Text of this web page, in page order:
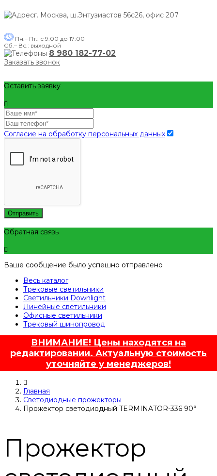
г. Москва, ш.Энтузиастов 56с26, офис 207
Пн.– Пт.: с 9:00 до 17:00
Сб.– Вс.: выходной
8 980 182-77-02
Заказать звонок
Оставить заявку
Согласие на обработку персональных данных
Отправить
Обратная связь
Ваше сообщение было успешно отправлено
Весь каталог
Трековые светильники
Светильники Downlight
Линейные светильники
Офисные светильники
Трековый шинопровод
ВНИМАНИЕ! Цены находятся на
редактировании. Актуальную стоимость
уточняйте у менеджеров!
Главная
Светодиодные прожекторы
Прожектор светодиодный TERMINATOR-336 90°
Прожектор